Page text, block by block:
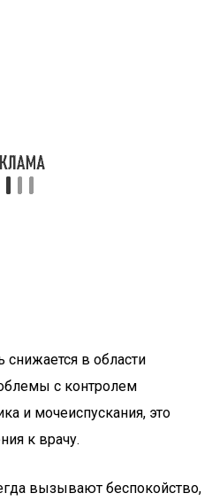
снижается в области
с контролем
и мочеиспускания, это
к врачу.
вызывают беспокойство,